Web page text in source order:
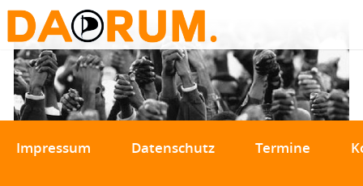
Impressum Datenschutz Termine